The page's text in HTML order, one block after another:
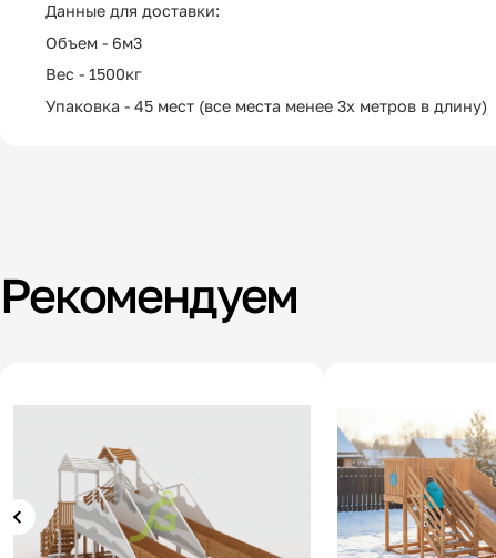
Данные для доставки:
Объем - 6м3
Вес - 1500кг
Упаковка - 45 мест (все места менее 3х метров в длину)
Рекомендуем